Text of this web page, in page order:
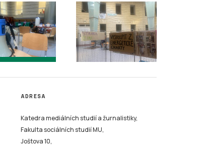
ADRESA
Katedra mediálních studií a žurnalistiky,
Fakulta sociálních studií MU,
Joštova 10,